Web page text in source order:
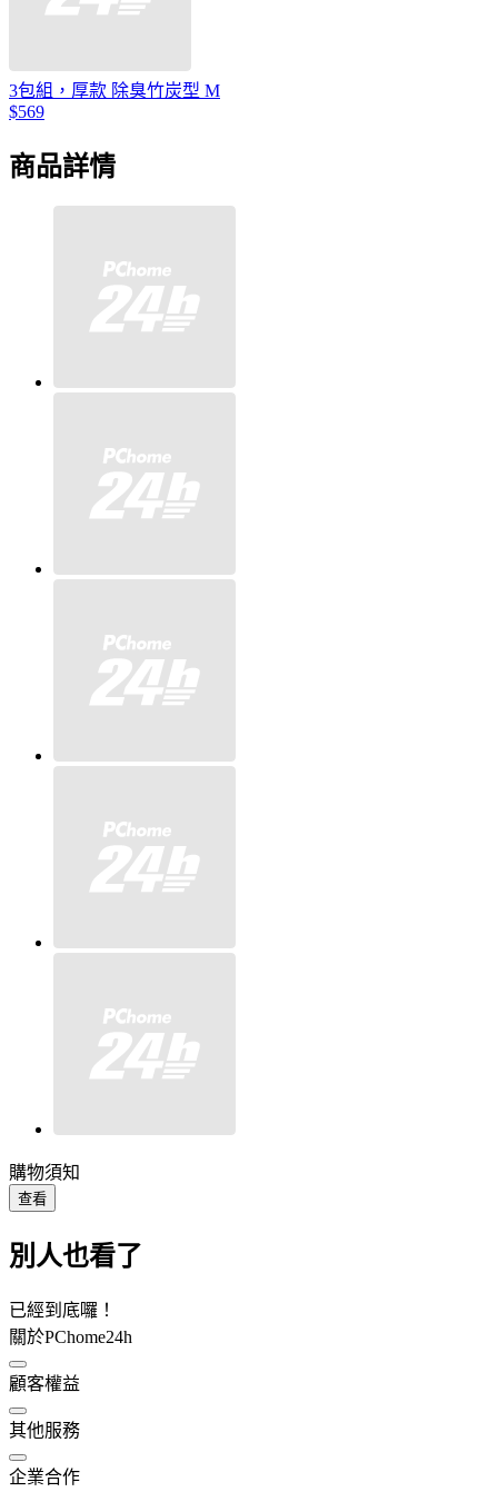
3包組，厚款 除臭竹炭型 M
$569
商品詳情
購物須知
查看
別人也看了
已經到底囉！
關於PChome24h
顧客權益
其他服務
企業合作